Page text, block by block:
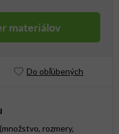
materiálov
Do obľúbených
rozmery,